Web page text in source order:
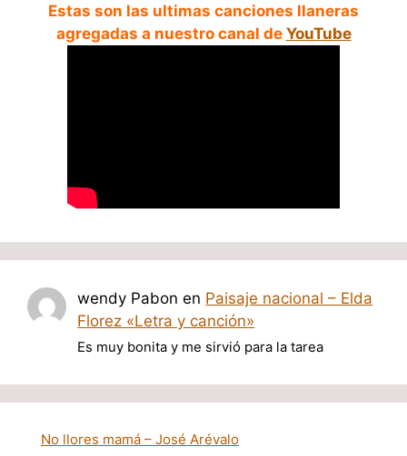
Estas son las ultimas canciones llaneras
agregadas a nuestro canal de YouTube
wendy Pabon en Paisaje nacional – Elda
Florez «Letra y canción»
Es muy bonita y me sirvió para la tarea
No llores mamá – José Arévalo